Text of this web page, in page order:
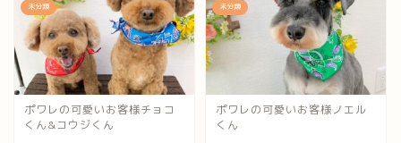
未分類
ポワレの可愛いお客様チョコ
くん&コウジくん
未分類
ポワレの可愛いお客様ノエル
くん